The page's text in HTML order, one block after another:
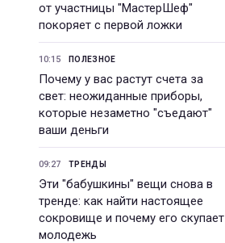
от участницы "МастерШеф"
покоряет с первой ложки
10:15 ПОЛЕЗНОЕ
Почему у вас растут счета за
свет: неожиданные приборы,
которые незаметно "съедают"
ваши деньги
09:27 ТРЕНДЫ
Эти "бабушкины" вещи снова в
тренде: как найти настоящее
сокровище и почему его скупает
молодежь